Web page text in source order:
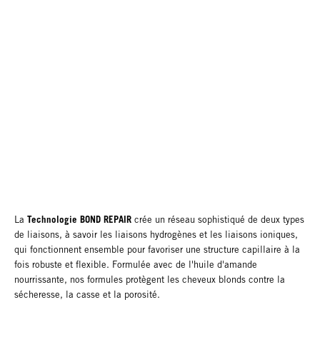
La Technologie BOND REPAIR crée un réseau sophistiqué de deux types
de liaisons, à savoir les liaisons hydrogènes et les liaisons ioniques,
qui fonctionnent ensemble pour favoriser une structure capillaire à la
fois robuste et flexible. Formulée avec de l'huile d'amande
nourrissante, nos formules protègent les cheveux blonds contre la
sécheresse, la casse et la porosité.